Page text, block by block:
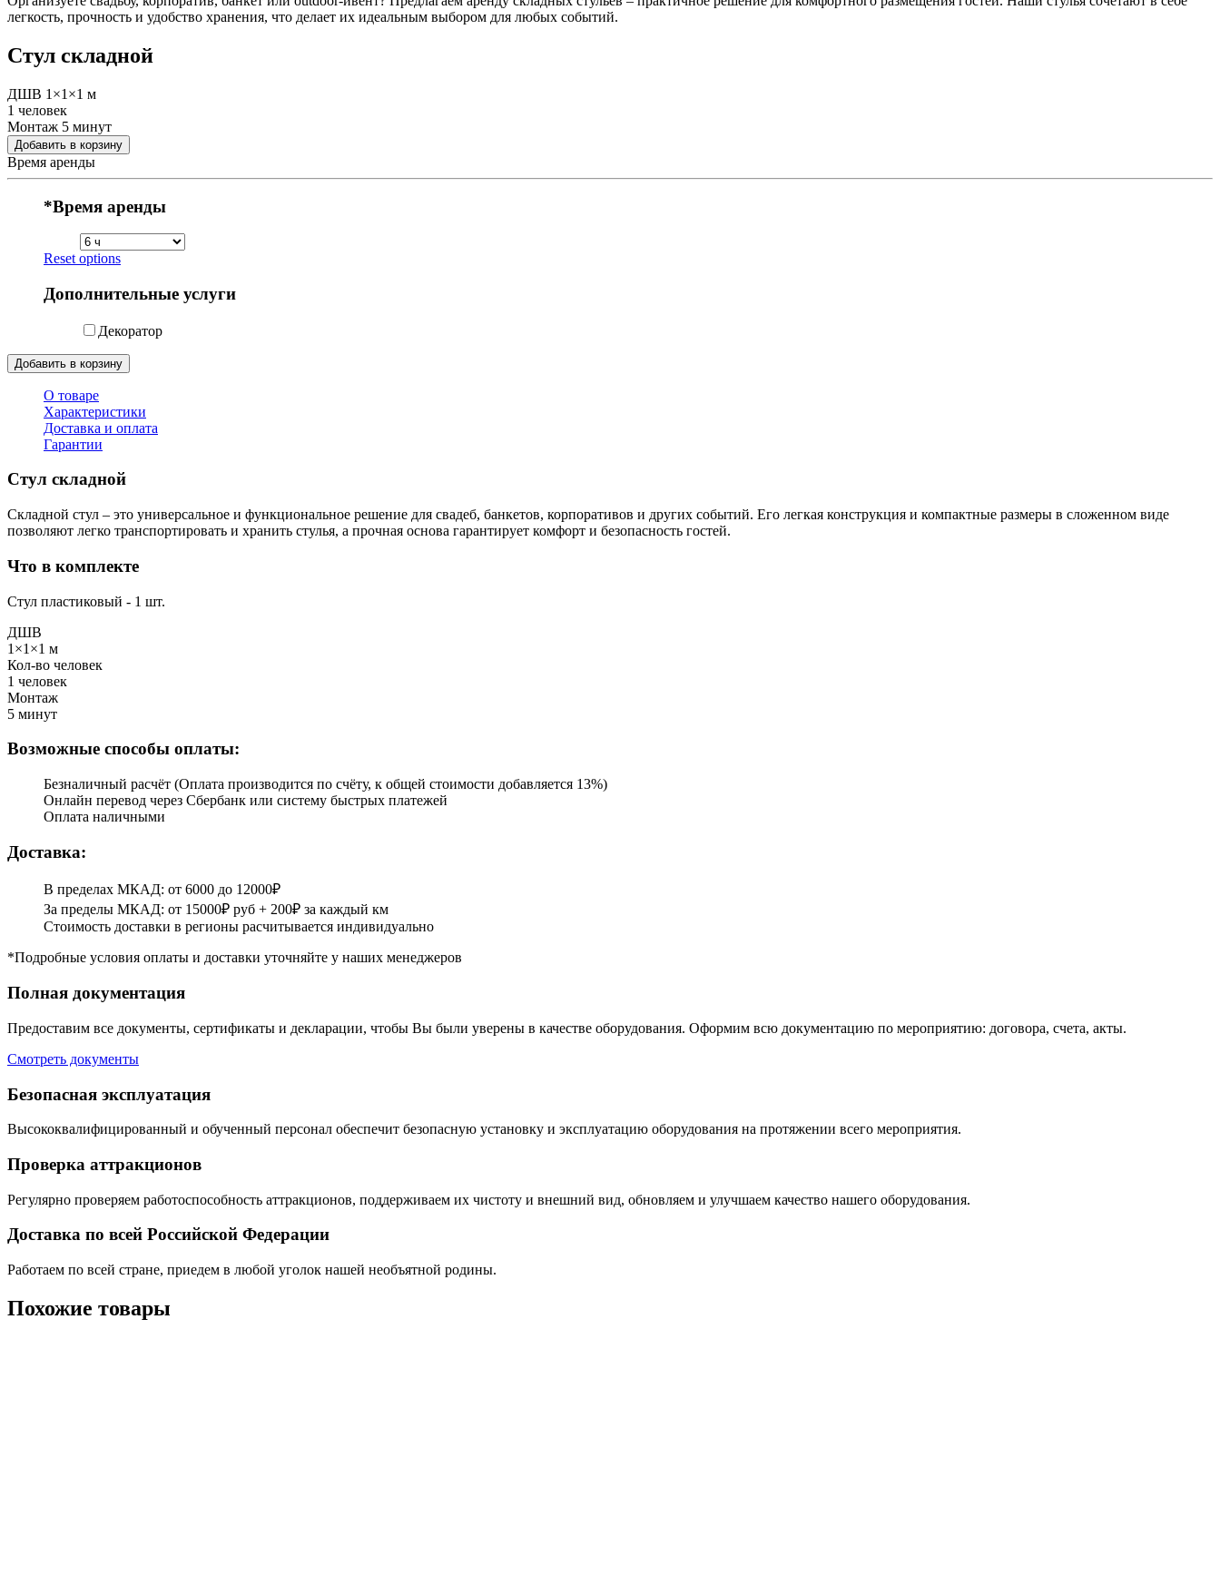
легкость, прочность и удобство хранения, что делает их идеальным выбором для любых событий.
Стул складной
ДШВ 1×1×1 м
1 человек
Монтаж 5 минут
Добавить в корзину
Время аренды
*Время аренды
Reset options
Дополнительные услуги
Декоратор
Добавить в корзину
О товаре
Характеристики
Доставка и оплата
Гарантии
Стул складной
Складной стул – это универсальное и функциональное решение для свадеб, банкетов, корпоративов и других событий. Его легкая конструкция и компактные размеры в сложенном виде
позволяют легко транспортировать и хранить стулья, а прочная основа гарантирует комфорт и безопасность гостей.
Что в комплекте
Стул пластиковый - 1 шт.
ДШВ
1×1×1 м
Кол-во человек
1 человек
Монтаж
5 минут
Возможные способы оплаты:
Безналичный расчёт (Оплата производится по счёту, к общей стоимости добавляется 13%)
Онлайн перевод через Сбербанк или систему быстрых платежей
Оплата наличными
Доставка:
В пределах МКАД: от 6000 до 12000₽
За пределы МКАД: от 15000₽ руб + 200₽ за каждый км
Стоимость доставки в регионы расчитывается индивидуально
*Подробные условия оплаты и доставки уточняйте у наших менеджеров
Полная документация
Предоставим все документы, сертификаты и декларации, чтобы Вы были уверены в качестве оборудования. Оформим всю документацию по мероприятию: договора, счета, акты.
Смотреть документы
Безопасная эксплуатация
Высококвалифицированный и обученный персонал обеспечит безопасную установку и эксплуатацию оборудования на протяжении всего мероприятия.
Проверка аттракционов
Регулярно проверяем работоспособность аттракционов, поддерживаем их чистоту и внешний вид, обновляем и улучшаем качество нашего оборудования.
Доставка по всей Российской Федерации
Работаем по всей стране, приедем в любой уголок нашей необъятной родины.
Похожие товары